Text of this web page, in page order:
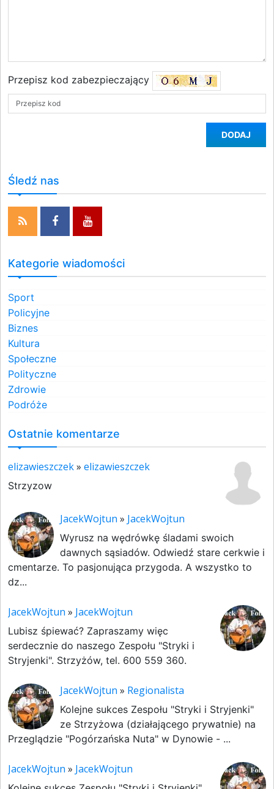
Przepisz kod zabezpieczający
DODAJ
Śledź nas
Kategorie wiadomości
Sport
Policyjne
Biznes
Kultura
Społeczne
Polityczne
Zdrowie
Podróże
Ostatnie komentarze
elizawieszczek» elizawieszczek
Strzyzow
JacekWojtun » JacekWojtun
Wyrusz na wędrówkę śladami swoich
dawnych sąsiadów. Odwiedź stare cerkwie i
cmentarze. To pasjonująca przygoda. A wszystko to
dz...
JacekWojtun » JacekWojtun
Lubisz śpiewać? Zapraszamy więc
serdecznie do naszego Zespołu "Stryki i
Stryjenki". Strzyżów, tel. 600 559 360.
JacekWojtun » Regionalista
Kolejne sukces Zespołu "Stryki i Stryjenki"
ze Strzyżowa (działającego prywatnie) na
Przeglądzie "Pogórzańska Nuta" w Dynowie - ...
JacekWojtun » JacekWojtun